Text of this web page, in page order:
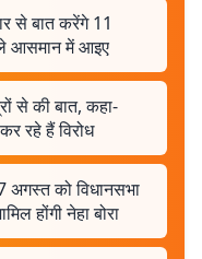
से बात करेंगे 11
आसमान में आइए
से की बात, कहा-
रहे हैं विरोध
अगस्त को विधानसभा
होंगी नेहा बोरा